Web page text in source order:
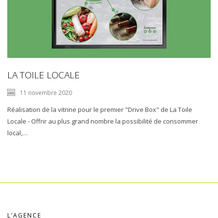
LA TOILE LOCALE
11 novembre 2020
Réalisation de la vitrine pour le premier "Drive Box" de La Toile
Locale - Offrir au plus grand nombre la possibilité de consommer
local,…
L’AGENCE